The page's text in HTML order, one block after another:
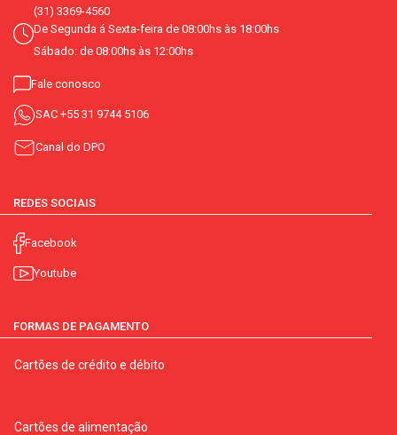
(31) 3369-4560
De Segunda á Sexta-feira de 08:00hs às 18:00hs
Sábado: de 08:00hs às 12:00hs
Fale conosco
SAC +55 31 9744 5106
Canal do DPO
REDES SOCIAIS
Facebook
Youtube
FORMAS DE PAGAMENTO
Cartões de crédito e débito
Cartões de alimentação